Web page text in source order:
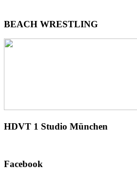
BEACH WRESTLING
HDVT 1 Studio München
Facebook